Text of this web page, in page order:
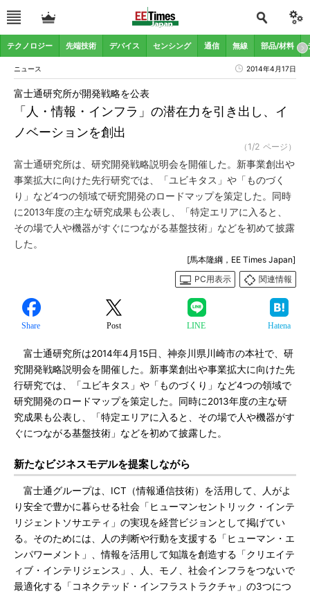
テクノロジー 先端技術 デバイス センシング 通信 無線 部品/材料
ニュース 2014年4月17日
「人・情報・インフラ」の潜在力を引き出し、イ
ノベーションを創出
富士通研究所が開発戦略を公表
（1/2 ページ）
富士通研究所は、研究開発戦略説明会を開催した。新事業創出や
事業拡大に向けた先行研究では、「ユビキタス」や「ものづく
り」など4つの領域で研究開発のロードマップを策定した。同時
に2013年度の主な研究成果も公表し、「特定エリアに入ると、
その場で人や機器がすぐにつながる基盤技術」などを初めて披露
した。
[馬本隆綱，EE Times Japan]
PC用表示
関連情報
Share Post LINE Hatena
富士通研究所は2014年4月15日、神奈川県川崎市の本社で、研
究開発戦略説明会を開催した。新事業創出や事業拡大に向けた先
行研究では、「ユビキタス」や「ものづくり」など4つの領域で
研究開発のロードマップを策定した。同時に2013年度の主な研
究成果も公表し、「特定エリアに入ると、その場で人や機器がす
ぐにつながる基盤技術」などを初めて披露した。
新たなビジネスモデルを提案しながら
富士通グループは、ICT（情報通信技術）を活用して、人がよ
り安全で豊かに暮らせる社会「ヒューマンセントリック・インテ
リジェントソサエティ」の実現を経営ビジョンとして掲げてい
る。そのためには、人の判断や行動を支援する「ヒューマン・エ
ンパワーメント」、情報を活用して知識を創造する「クリエイテ
ィブ・インテリジェンス」、人、モノ、社会インフラをつないで
最適化する「コネクテッド・インフラストラクチャ」の3つにつ